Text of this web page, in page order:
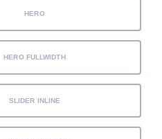
HERO
HERO FULLWIDTH
SLIDER INLINE